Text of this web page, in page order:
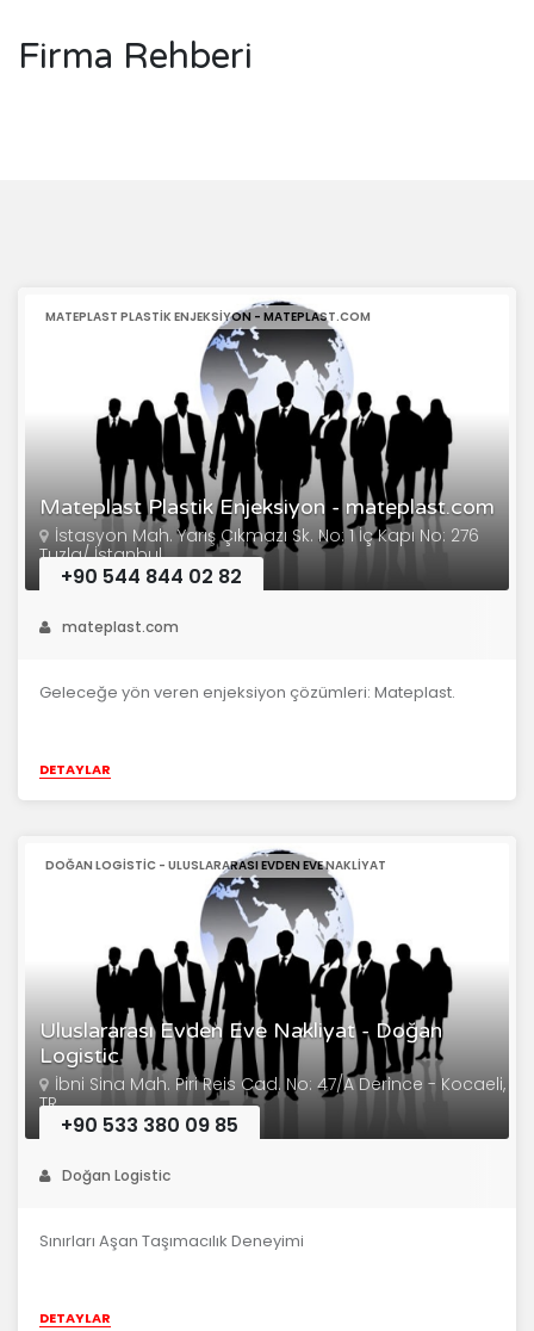
Firma Rehberi
Mateplast Plastik Enjeksiyon - mateplast.com
MATEPLAST PLASTIK ENJEKSIYON - MATEPLAST.COM
İstasyon Mah. Yarış Çıkmazı Sk. No: 1 İç Kapı No: 276
Tuzla/ İstanbul
+90 544 844 02 82
mateplast.com
Geleceğe yön veren enjeksiyon çözümleri: Mateplast.
DETAYLAR
Uluslararası Evden Eve Nakliyat - Doğan
Logistic
DOĞAN LOGISTIC - ULUSLARARASI EVDEN EVE NAKLIYAT
İbni Sina Mah. Piri Reis Cad. No: 47/A Derince - Kocaeli,
TR
+90 533 380 09 85
Doğan Logistic
Sınırları Aşan Taşımacılık Deneyimi
DETAYLAR